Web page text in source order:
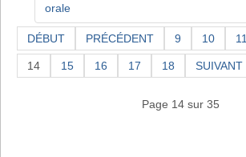
orale
DÉBUT PRÉCÉDENT 9 10 11
14 15 16 17 18 SUIVANT
Page 14 sur 35